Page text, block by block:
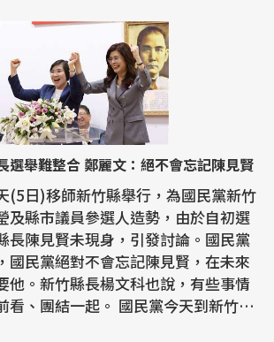
選舉難整合 鄭麗文：絕不會忘記陳見賢
(5日)移師新竹縣舉行，為國民黨新竹
及縣市議員參選人造勢，由於自初選
長陳見賢未現身，引發討論。國民黨
國民黨絕對不會忘記陳見賢，在未來
他。新竹縣長楊文科也說，有些事情
起。 國民黨今天到新竹縣